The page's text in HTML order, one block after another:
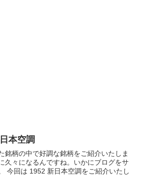
本空調
銘柄の中で好調な銘柄をご紹介いたしま
久々になるんですね。いかにブログをサ
今回は 1952 新日本空調をご紹介いたし